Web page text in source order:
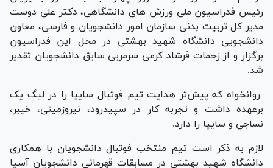
رئیس فدراسیون ملی ورزش های دانشگاهی، دکتر علی دوست
مدیر کل تربیت بدنی سازمان امور دانشجویان و فارسی، معاون
دانشجویی دانشگاه شهید بهشتی در محل این فدراسیون
برگزار و از زحمات فرشاد کرمی سرمربی سابق دانشجویان تقدیر
شد.
روانخواه که پیش‌تر هدایت تیم فوتبال سایپا را در لیگ یک
برعهده داشت و تجربه کار در سپیدرود، نیروزمینی، خیبر،
نساجی و سایپا را دارد.
لازم به ذکر است تیم منتخب فوتبال دانشجویان با همکاری
دانشگاه شهید بهشتی در مسابقات قهرمانی دانشجویان آسیا